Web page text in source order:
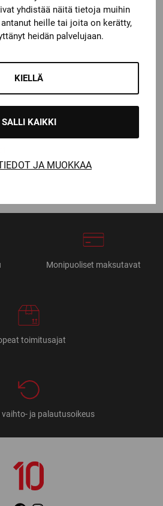
yhdistää näitä tietoja muihin
heille tai joita on kerätty,
heidän palvelujaan.
KIELLÄ
SALLI KAIKKI
JA MUOKKAA
Monipuoliset maksutavat
toimitusajat
vaihto- ja palautusoikeus